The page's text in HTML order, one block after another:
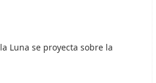
Luna se proyecta sobre la